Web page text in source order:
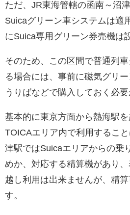
ただ、JR東海管轄の函南～沼
Suicaグリーン車システムは適
にSuica専用グリーン券売機は
そのため、この区間で普通列
る場合には、事前に磁気グリ
うりばなどで購入しておく必要
基本的に東京方面から熱海駅
TOICAエリア内で利用するこ
津駅ではSuicaエリアからの乗
めか、対応する精算機があり
越し利用は出来ませんが、精
す。